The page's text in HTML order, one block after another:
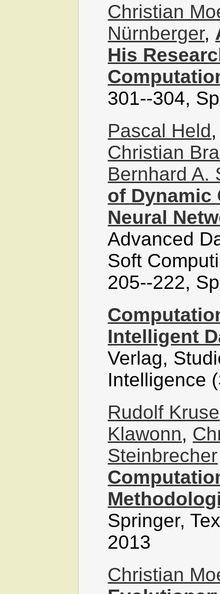
Christian
Nürnberger,
His
301--304,
Pascal Held
Christian
Bernhard A.
of Dynamic
Neural
Advanced
Soft
205--222,
Intelligent
Verlag,
Intelligence
Rudolf Kruse
Klawonn,
Steinbrecher
Springer,
2013
Christian